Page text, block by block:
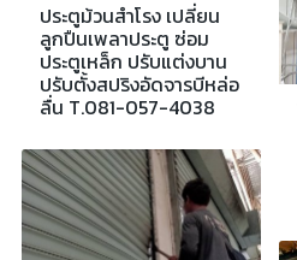
ประตูม้วนสำโรง เปลี่ยน
ลูกปืนเพลาประตู ซ่อม
ประตูเหล็ก ปรับแต่งบาน
ปรับตั้งสปริงอัดจารบีหล่อ
ลื่น T.081-057-4038